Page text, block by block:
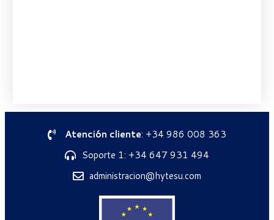
Atención cliente: +34 986 008 363
Soporte 1: +34 647 931 494
administracion@hytesu.com